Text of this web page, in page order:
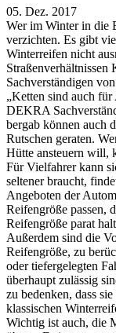
05. Dez. 2017
Wer im Winter in die
verzichten. Es gibt
Winterreifen nicht
Straßenverhältnissen
Sachverständigen
„Ketten sind auch
DEKRA
bergab können auch
Rutschen geraten.
Hütte ansteuern will,
Für Vielfahrer kann
seltener braucht,
Angeboten der
Reifengröße passen,
Reifengröße parat
Außerdem sind die
Reifengröße, zu
oder tiefergelegten
überhaupt zulässig
zu bedenken, dass
klassischen
Wichtig ist auch, die